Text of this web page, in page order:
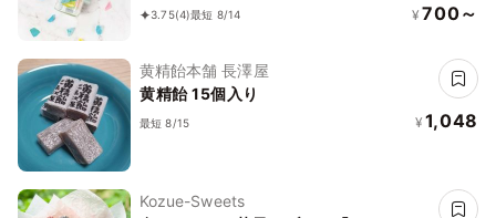
3.75(4)最短 8/14 ¥ 700～
黄精飴本舗 長澤屋
黄精飴 15個入り
最短 8/15 ¥ 1,048
Kozue-Sweets